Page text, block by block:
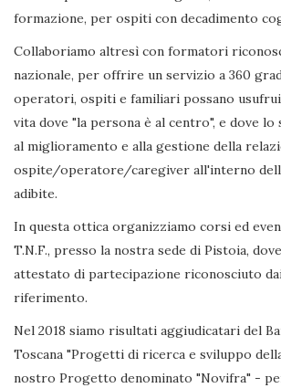
formazione, per ospiti con decadimento
Collaboriamo altresì con formatori
nazionale, per offrire un servizio a 360
operatori, ospiti e familiari possano
vita dove "la persona è al centro", e dove
al miglioramento e alla gestione della
ospite/operatore/caregiver all'interno
adibite.
In questa ottica organizziamo corsi ed
T.N.F., presso la nostra sede di Pistoia,
attestato di partecipazione riconosciuto
riferimento.
Nel 2018 siamo risultati aggiudicatari del
Toscana "Progetti di ricerca e sviluppo
nostro Progetto denominato "Novifra" -